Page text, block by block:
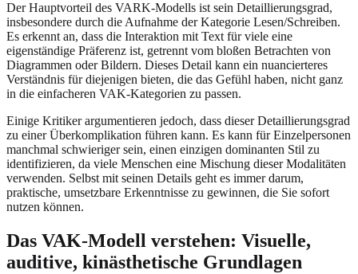
Der Hauptvorteil des VARK-Modells ist sein Detaillierungsgrad,
insbesondere durch die Aufnahme der Kategorie Lesen/Schreiben.
Es erkennt an, dass die Interaktion mit Text für viele eine
eigenständige Präferenz ist, getrennt vom bloßen Betrachten von
Diagrammen oder Bildern. Dieses Detail kann ein nuancierteres
Verständnis für diejenigen bieten, die das Gefühl haben, nicht ganz
in die einfacheren VAK-Kategorien zu passen.
Einige Kritiker argumentieren jedoch, dass dieser Detaillierungsgrad
zu einer Überkomplikation führen kann. Es kann für Einzelpersonen
manchmal schwieriger sein, einen einzigen dominanten Stil zu
identifizieren, da viele Menschen eine Mischung dieser Modalitäten
verwenden. Selbst mit seinen Details geht es immer darum,
praktische, umsetzbare Erkenntnisse zu gewinnen, die Sie sofort
nutzen können.
Das VAK-Modell verstehen: Visuelle,
auditive, kinästhetische Grundlagen